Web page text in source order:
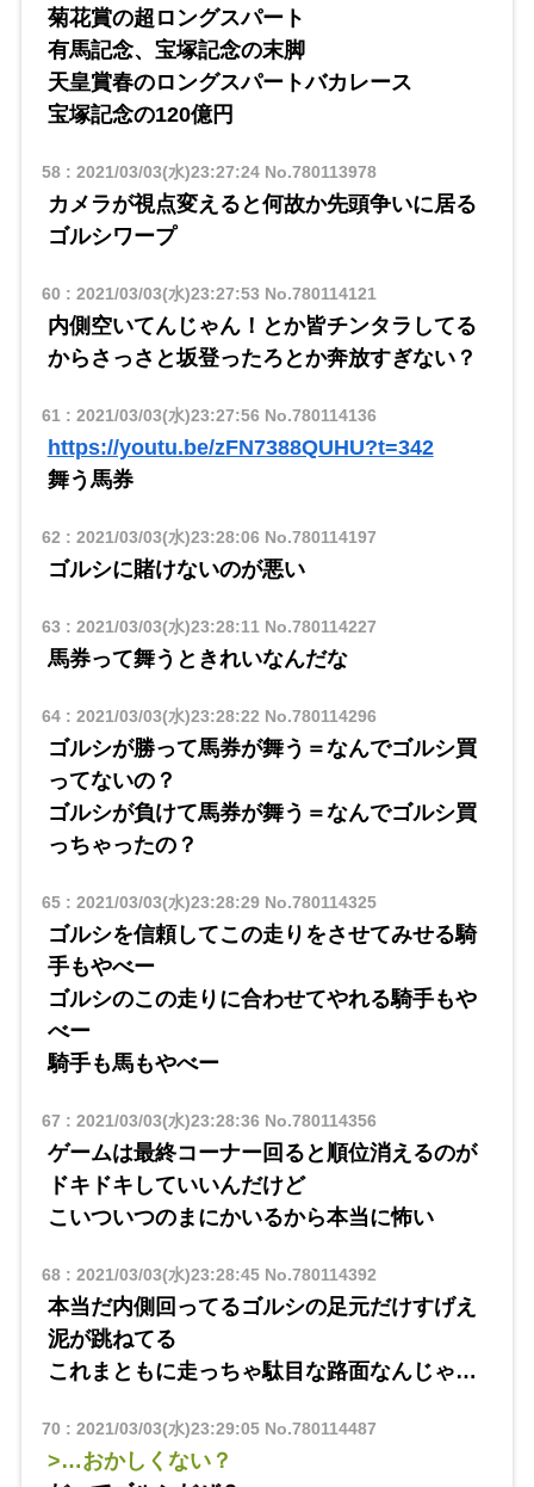
菊花賞の超ロングスパート
有馬記念、宝塚記念の末脚
天皇賞春のロングスパートバカレース
宝塚記念の120億円
58: 2021/03/03(水)23:27:24No.780113978
カメラが視点変えると何故か先頭争いに居る
ゴルシワープ
60 : 2021/03/03(水)23:27:53 No.780114121
内側空いてんじゃん！とか皆チンタラしてる
からさっさと坂登ったろとか奔放すぎない？
61 : 2021/03/03(水)23:27:56 No.780114136
https://youtu.be/zFN7388QUHU?t=342
舞う馬券
62 : 2021/03/03(水)23:28:06 No.780114197
ゴルシに賭けないのが悪い
63 : 2021/03/03(水)23:28:11 No.780114227
馬券って舞うときれいなんだな
64: 2021/03/03(水)23:28:22 No.780114296
ゴルシが勝って馬券が舞う＝なんでゴルシ買
ってないの？
ゴルシが負けて馬券が舞う＝なんでゴルシ買
っちゃったの？
65: 2021/03/03(水)23:28:29No.780114325
ゴルシを信頼してこの走りをさせてみせる騎
手もやべー
ゴルシのこの走りに合わせてやれる騎手もや
べー
騎手も馬もやべー
67 : 2021/03/03(水)23:28:36 No.780114356
ゲームは最終コーナー回ると順位消えるのが
ドキドキしていいんだけど
こいついつのまにかいるから本当に怖い
68: 2021/03/03(水)23:28:45No.780114392
本当だ内側回ってるゴルシの足元だけすげえ
泥が跳ねてる
これまともに走っちゃ駄目な路面なんじゃ…
70 : 2021/03/03(水)23:29:05No.780114487
>…おかしくない？